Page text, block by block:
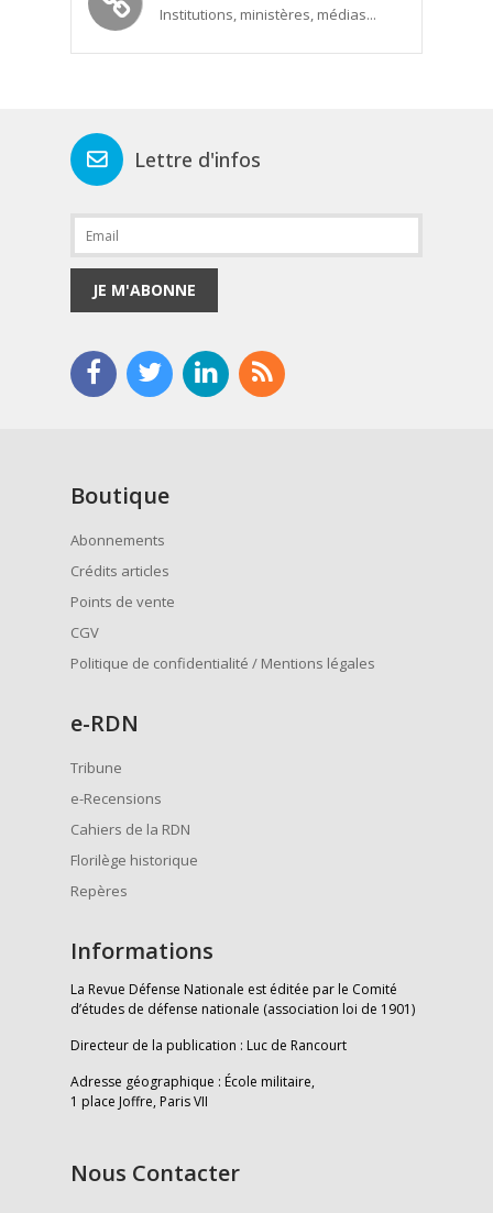
Institutions, ministères, médias...
Lettre d'infos
JE M'ABONNE
Boutique
Abonnements
Crédits articles
Points de vente
CGV
Politique de confidentialité / Mentions légales
e-RDN
Tribune
e-Recensions
Cahiers de la RDN
Florilège historique
Repères
Informations
La Revue Défense Nationale est éditée par le Comité
d’études de défense nationale (association loi de 1901)
Directeur de la publication : Luc de Rancourt
Adresse géographique : École militaire,
1 place Joffre, Paris VII
Nous Contacter